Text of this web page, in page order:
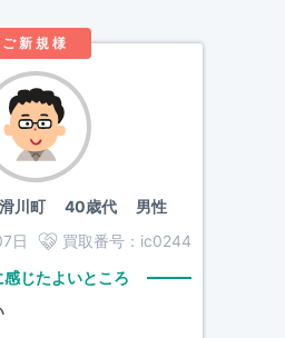
ご新規様
川町40歳代 男性
日
買取番号： ic0244
じたよいところ